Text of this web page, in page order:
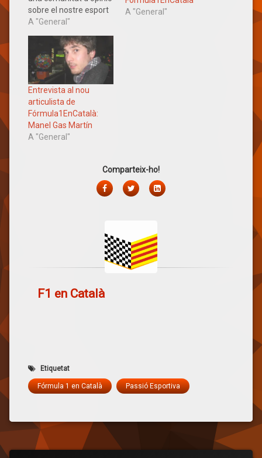
sobre el nostre esport
preferit i en català.
interessats en que els
nostres lectors
participin amb
nosaltres. Per això
promovem el grup del
Facebook i fem "jocs
socials" com la nostra
Superporra. Amb…
A "General"
A "General"
Entrevista al nou
articulista de
Fórmula1EnCatalà:
Manel Gas Martín
A "General"
Comparteix-ho!
FacebookTwitterLinkedIn
F1 en Català
Etiquetat
Fórmula 1 en Català Passió Esportiva